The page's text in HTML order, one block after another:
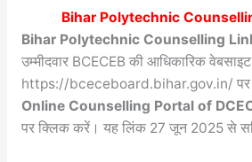
Bihar Polytechnic
Bihar Polytechnic Counselling
उम्मीदवार BCECEB की आधिकारिक वेबसाइट
https://bceceboard.bihar.gov.in/ पर
Online Counselling Portal of
पर क्लिक करें। यह लिंक 27 जून 2025 से